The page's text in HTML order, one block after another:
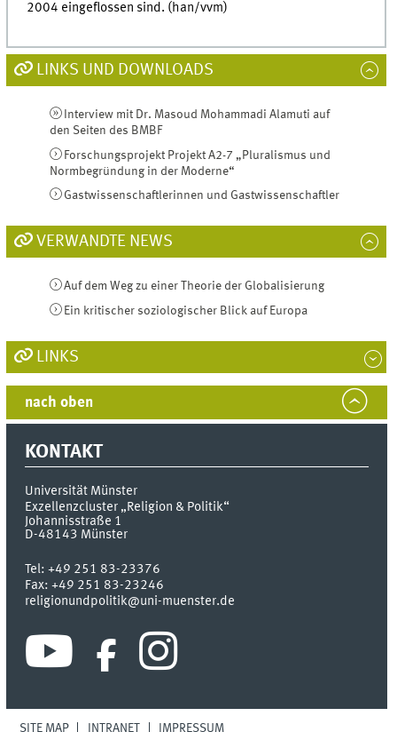
2004 eingeflossen sind. (han/vvm)
LINKS UND DOWNLOADS
Interview mit Dr. Masoud Mohammadi Alamuti auf
den Seiten des BMBF
Forschungsprojekt Projekt A2-7 „Pluralismus und
Normbegründung in der Moderne“
Gastwissenschaftlerinnen und Gastwissenschaftler
VERWANDTE NEWS
Auf dem Weg zu einer Theorie der Globalisierung
Ein kritischer soziologischer Blick auf Europa
LINKS
nach oben
KONTAKT
Universität Münster
Exzellenzcluster „Religion & Politik“
Johannisstraße 1
D-48143 Münster
Tel:+49 251 83-23376
Fax:+49 251 83-23246
religionundpolitik@uni-muenster.de
SITE MAP INTRANET IMPRESSUM